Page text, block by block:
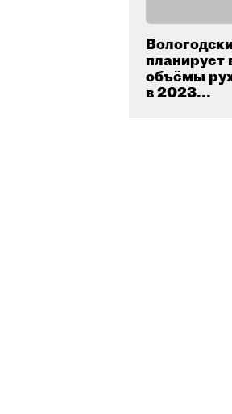
планирует
объёмы
в 2023...